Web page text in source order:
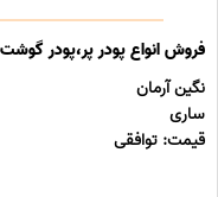
فروش انواع پودر پر،پودر
نگین آرمان
ساری
قیمت: توافقی